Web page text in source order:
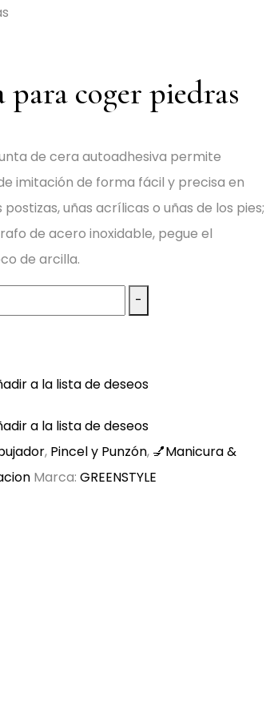
para coger piedras
de cera autoadhesiva permite
imitación de forma fácil y precisa en
uñas acrílicas o uñas de los pies;
de acero inoxidable, pegue el
de arcilla.
-
a la lista de deseos
a la lista de deseos
, Pincel y Punzón, 💅Manicura &
Marca: GREENSTYLE